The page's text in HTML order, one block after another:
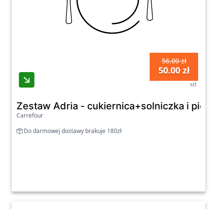
56.00 zł
50.00 zł
szt
Zestaw Adria - cukiernica+solniczka i
Carrefour
Do darmowej dostawy brakuje 180zł